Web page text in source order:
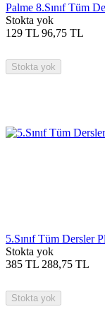
Palme 8.Sınıf Tüm
Stokta yok
129 TL 96,75 TL
Stokta yok
5.Sınıf Tüm Dersler
Stokta yok
385 TL 288,75 TL
Stokta yok